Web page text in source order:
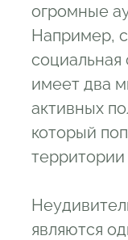
огромные
Например,
социальная
имеет два
активных
который
являются